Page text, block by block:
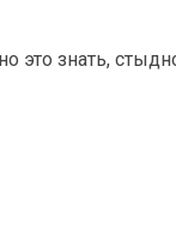
это знать,